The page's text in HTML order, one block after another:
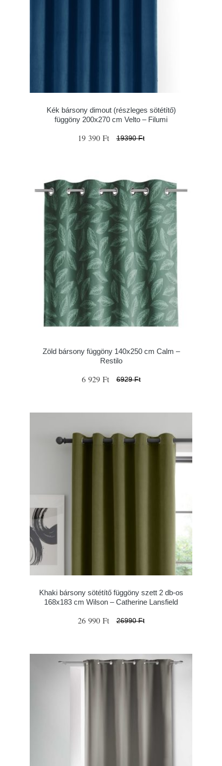
Kék bársony dimout (részleges sötétítő)
függöny 200x270 cm Velto – Filumi
19 390 Ft 19390 Ft
Zöld bársony függöny 140x250 cm Calm –
Restilo
6 929 Ft 6929 Ft
Khaki bársony sötétítő függöny szett 2 db-os
168x183 cm Wilson – Catherine Lansfield
26 990 Ft 26990 Ft